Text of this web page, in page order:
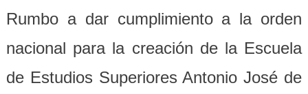
Rumbo a dar cumplimiento a la orden
nacional para la creación de la Escuela
de Estudios Superiores Antonio José de